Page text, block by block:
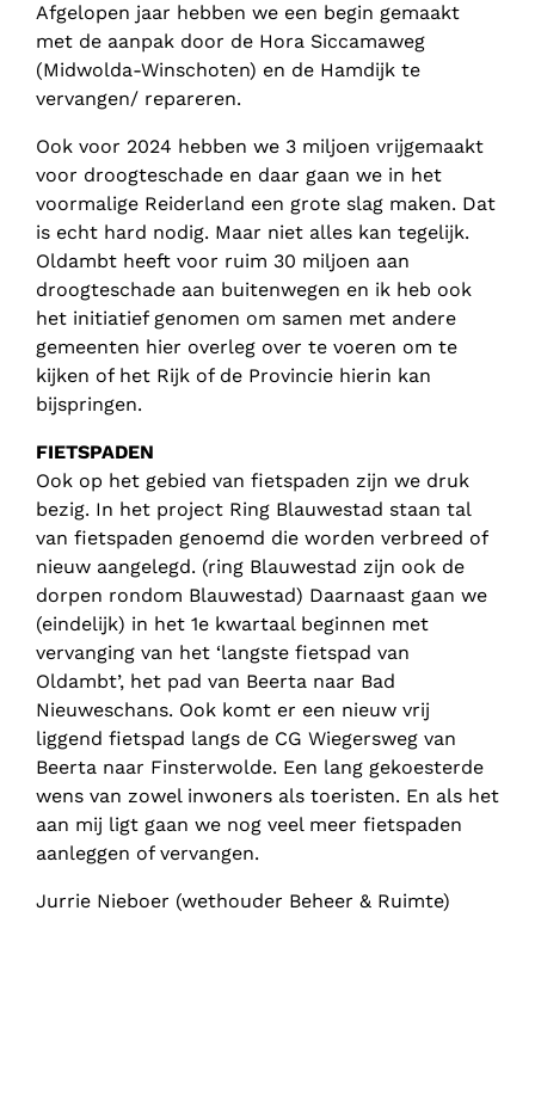
Afgelopen jaar hebben we een begin gemaakt
met de aanpak door de Hora Siccamaweg
(Midwolda-Winschoten) en de Hamdijk te
vervangen/ repareren.
Ook voor 2024 hebben we 3 miljoen vrijgemaakt
voor droogteschade en daar gaan we in het
voormalige Reiderland een grote slag maken. Dat
is echt hard nodig. Maar niet alles kan tegelijk.
Oldambt heeft voor ruim 30 miljoen aan
droogteschade aan buitenwegen en ik heb ook
het initiatief genomen om samen met andere
gemeenten hier overleg over te voeren om te
kijken of het Rijk of de Provincie hierin kan
bijspringen.
FIETSPADEN
Ook op het gebied van fietspaden zijn we druk
bezig. In het project Ring Blauwestad staan tal
van fietspaden genoemd die worden verbreed of
nieuw aangelegd. (ring Blauwestad zijn ook de
dorpen rondom Blauwestad) Daarnaast gaan we
(eindelijk) in het 1e kwartaal beginnen met
vervanging van het ‘langste fietspad van
Oldambt’, het pad van Beerta naar Bad
Nieuweschans. Ook komt er een nieuw vrij
liggend fietspad langs de CG Wiegersweg van
Beerta naar Finsterwolde. Een lang gekoesterde
wens van zowel inwoners als toeristen. En als het
aan mij ligt gaan we nog veel meer fietspaden
aanleggen of vervangen.
Jurrie Nieboer (wethouder Beheer & Ruimte)